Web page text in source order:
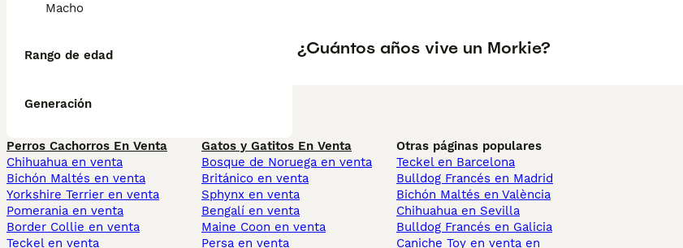
Macho
Rango de edad
Generación
¿Cuántos años vive un Morkie?
Perros Cachorros En Venta
Chihuahua en venta
Bichón Maltés en venta
Yorkshire Terrier en venta
Pomerania en venta
Border Collie en venta
Teckel en venta
Gatos y Gatitos En Venta
Bosque de Noruega en venta
Británico en venta
Sphynx en venta
Bengalí en venta
Maine Coon en venta
Persa en venta
Otras páginas populares
Teckel en Barcelona
Bulldog Francés en Madrid
Bichón Maltés en València
Chihuahua en Sevilla
Bulldog Francés en Galicia
Caniche Toy en venta en